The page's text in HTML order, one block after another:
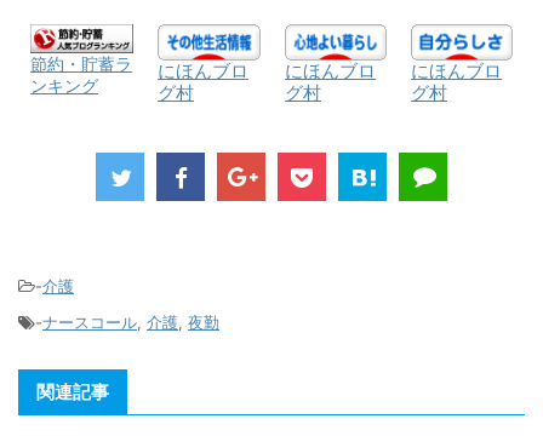
節約・貯蓄ラ
ンキング
にほんブロ
グ村
にほんブロ
グ村
にほんブロ
グ村
-介護
-ナースコール, 介護, 夜勤
関連記事